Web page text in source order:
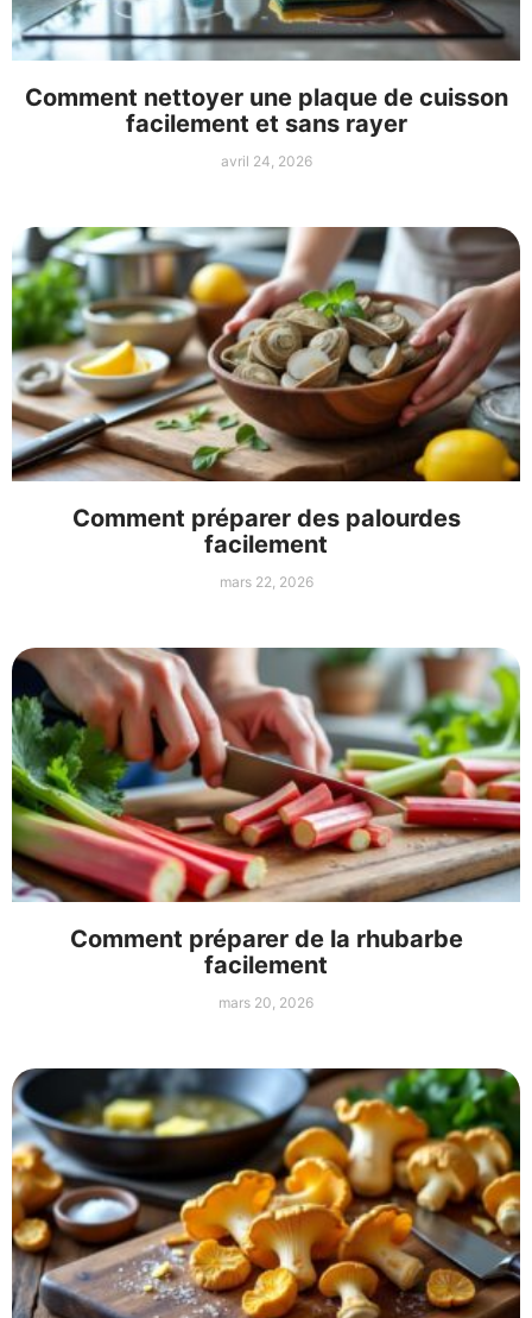
Comment nettoyer une plaque de cuisson
facilement et sans rayer
avril 24, 2026
Comment préparer des palourdes
facilement
mars 22, 2026
Comment préparer de la rhubarbe
facilement
mars 20, 2026